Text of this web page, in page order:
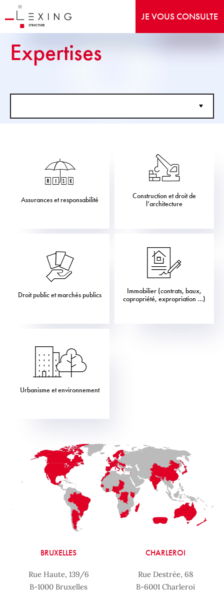
JE VOUS CONSULTE
Expertises
Assurances et responsabilité
Construction et droit de
l’architecture
Droit public et marchés publics
Immobilier (contrats, baux,
copropriété, expropriation …)
Urbanisme et environnement
BRUXELLES
Rue Haute, 139/6
B-1000 Bruxelles
CHARLEROI
Rue Destrée, 68
B-6001 Charleroi